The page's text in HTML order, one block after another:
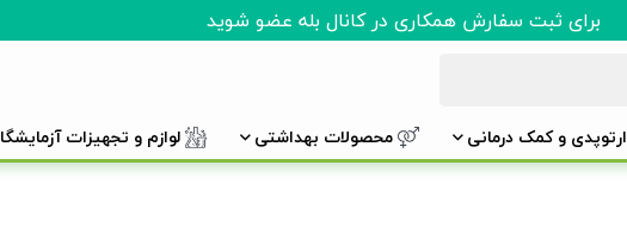
برای ثبت سفارش همکاری در کانال بله عضو شوید
ارتوپدی و کمک درمانی محصولات بهداشتی لوازم و تجهیزات